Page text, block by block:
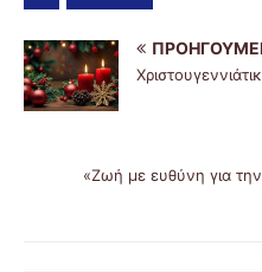
«Ζωή με ευθύνη για